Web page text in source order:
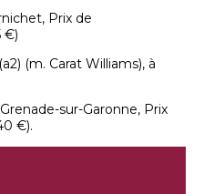
Prix de
€)
(m. Carat Williams), à
sur-Garonne, Prix
€).